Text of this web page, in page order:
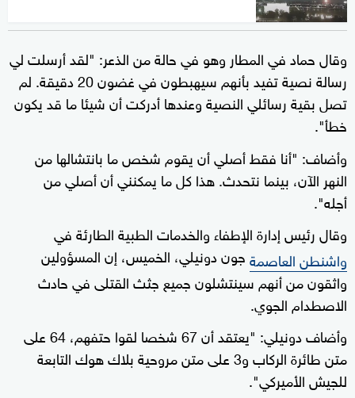
وقال حماد في المطار وهو في حالة من الذعر: "لقد أرسلت لي
رسالة نصية تفيد بأنهم سيهبطون في غضون 20 دقيقة. لم
تصل بقية رسائلي النصية وعندها أدركت أن شيئا ما قد يكون
خطأ".
وأضاف: "أنا فقط أصلي أن يقوم شخص ما بانتشالها من
النهر الآن، بينما نتحدث. هذا كل ما يمكنني أن أصلي من
أجله".
وقال رئيس إدارة الإطفاء والخدمات الطبية الطارئة في
واشنطن العاصمةجون دونيلي، الخميس، إن المسؤولين
واثقون من أنهم سينتشلون جميع جثث القتلى في حادث
الاصطدام الجوي.
وأضاف دونيلي: "يعتقد أن 67 شخصا لقوا حتفهم، 64 على
متن طائرة الركاب و3 على متن مروحية بلاك هوك التابعة
للجيش الأميركي".